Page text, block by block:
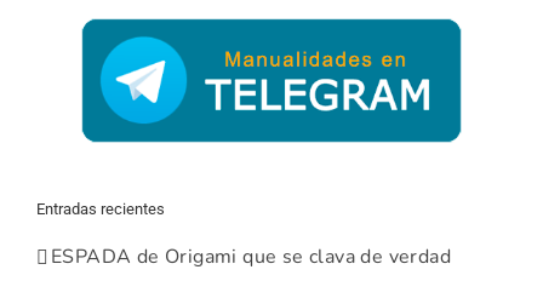
Entradas recientes
ESPADA de Origami que se clava de verdad